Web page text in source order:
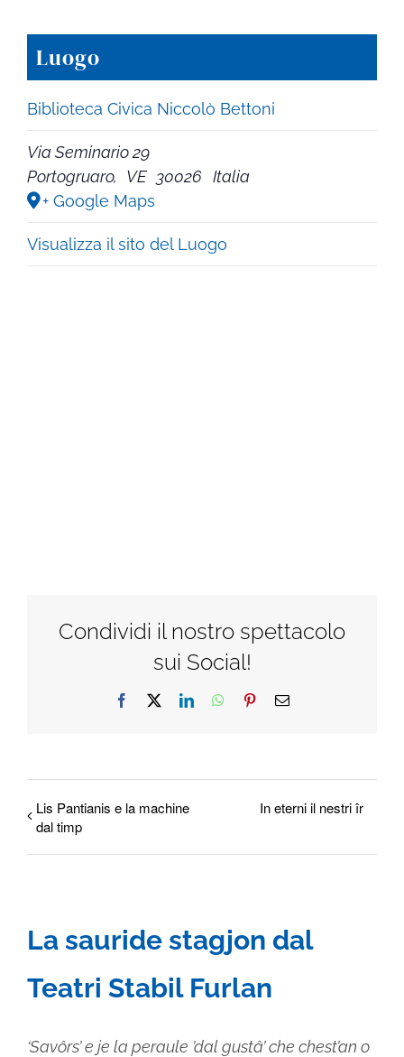
Luogo
Biblioteca Civica Niccolò Bettoni
Via Seminario 29
Portogruaro, VE 30026 Italia
+ Google Maps
Visualizza il sito del Luogo
Condividi il nostro spettacolo
sui Social!
Facebook LinkedInWhatsApp
PinterestEmail
Lis Pantianis e la machine
dal timp
In eterni il nestri îr
La sauride stagjon dal
Teatri Stabil Furlan
‘Savôrs’ e je la peraule ’dal gustâ’ che chest’an o